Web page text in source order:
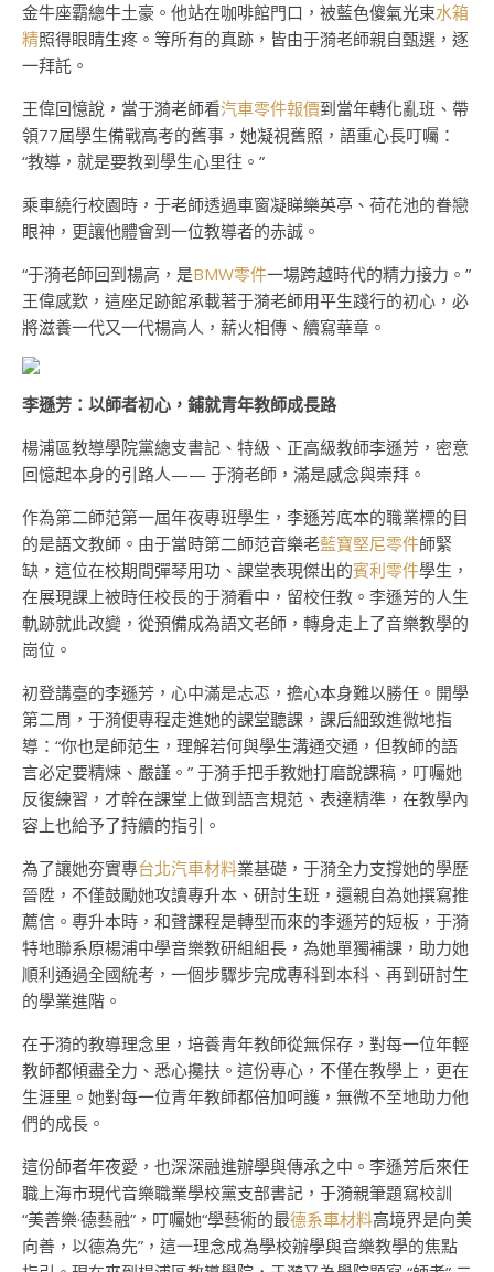
金牛座霸總牛土豪。他站在咖啡館門口，被藍色傻氣光束水箱
精照得眼睛生疼。等所有的真跡，皆由于漪老師親自甄選，逐
一拜託。
王偉回憶說，當于漪老師看汽車零件報價到當年轉化亂班、帶
領77屆學生備戰高考的舊事，她凝視舊照，語重心長叮囑：
“教導，就是要教到學生心里往。”
乘車繞行校園時，于老師透過車窗凝睇樂英亭、荷花池的眷戀
眼神，更讓他體會到一位教導者的赤誠。
“于漪老師回到楊高，是BMW零件一場跨越時代的精力接力。”
王偉感歎，這座足跡館承載著于漪老師用平生踐行的初心，必
將滋養一代又一代楊高人，薪火相傳、續寫華章。
李遜芳：以師者初心，鋪就青年教師成長路
楊浦區教導學院黨總支書記、特級、正高級教師李遜芳，密意
回憶起本身的引路人—— 于漪老師，滿是感念與崇拜。
作為第二師范第一屆年夜專班學生，李遜芳底本的職業標的目
的是語文教師。由于當時第二師范音樂老藍寶堅尼零件師緊
缺，這位在校期間彈琴用功、課堂表現傑出的賓利零件學生，
在展現課上被時任校長的于漪看中，留校任教。李遜芳的人生
軌跡就此改變，從預備成為語文老師，轉身走上了音樂教學的
崗位。
初登講臺的李遜芳，心中滿是忐忑，擔心本身難以勝任。開學
第二周，于漪便專程走進她的課堂聽課，課后細致進微地指
導：“你也是師范生，理解若何與學生溝通交通，但教師的語
言必定要精煉、嚴謹。” 于漪手把手教她打磨說課稿，叮囑她
反復練習，才幹在課堂上做到語言規范、表達精準，在教學內
容上也給予了持續的指引。
為了讓她夯實專台北汽車材料業基礎，于漪全力支撐她的學歷
晉陞，不僅鼓勵她攻讀專升本、研討生班，還親自為她撰寫推
薦信。專升本時，和聲課程是轉型而來的李遜芳的短板，于漪
特地聯系原楊浦中學音樂教研組組長，為她單獨補課，助力她
順利通過全國統考，一個步驟步完成專科到本科、再到研討生
的學業進階。
在于漪的教導理念里，培養青年教師從無保存，對每一位年輕
教師都傾盡全力、悉心攙扶。這份專心，不僅在教學上，更在
生涯里。她對每一位青年教師都倍加呵護，無微不至地助力他
們的成長。
這份師者年夜愛，也深深融進辦學與傳承之中。李遜芳后來任
職上海市現代音樂職業學校黨支部書記，于漪親筆題寫校訓
“美善樂·德藝融”，叮囑她“學藝術的最德系車材料高境界是向美
向善，以德為先”，這一理念成為學校辦學與音樂教學的焦點